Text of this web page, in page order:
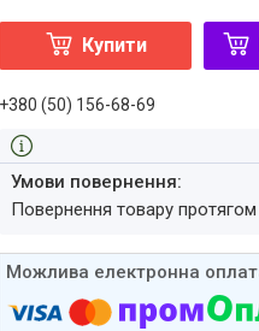
Купити
+380 (50) 156-68-69
повернення товару